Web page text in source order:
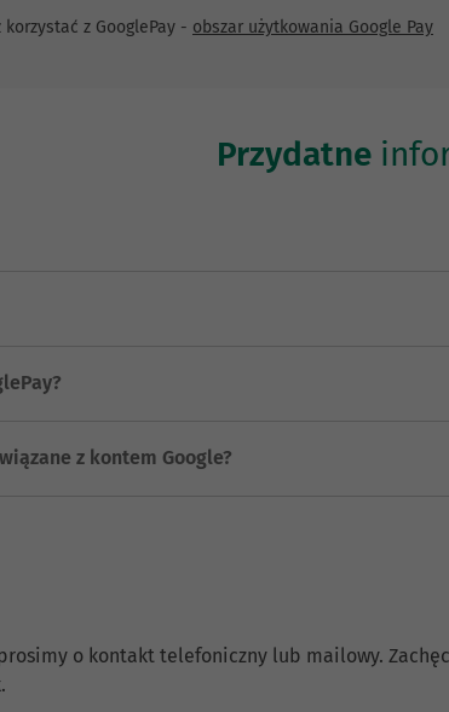
z GooglePay - obszar użytkowania Google Pay
Przydatne
z kontem Google?
o kontakt telefoniczny lub mailowy.